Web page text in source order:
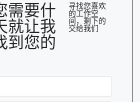
需要什
就让我
到您的
寻找您喜欢
的工作空
间，剩下的
交给我们